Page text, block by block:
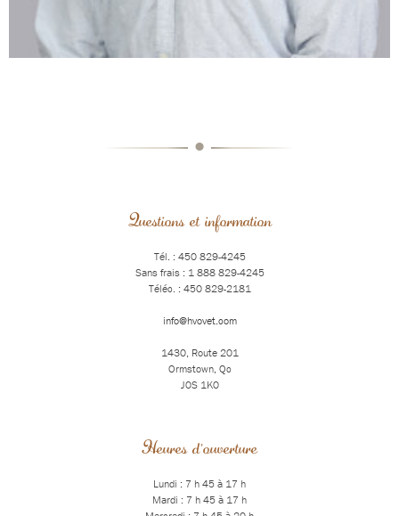
•
Questions et information
Tél. : 450 829-4245
Sans frais : 1 888 829-4245
Téléc. : 450 829-2181
info@hvovet.com
1430, Route 201
Ormstown, Qc
J0S 1K0
Heures d'ouverture
Lundi : 7 h 45 à 17 h
Mardi : 7 h 45 à 17 h